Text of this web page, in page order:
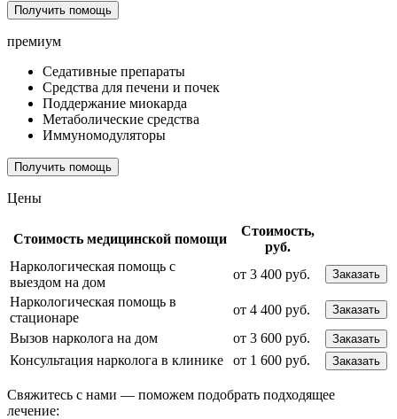
Получить помощь
премиум
Седативные препараты
Средства для печени и почек
Поддержание миокарда
Метаболические средства
Иммуномодуляторы
Получить помощь
Цены
Стоимость медицинской помощи
Стоимость,
руб.
Наркологическая помощь с
выездом на дом
от 3 400 руб. Заказать
Наркологическая помощь в
стационаре
от 4 400 руб. Заказать
Вызов нарколога на дом от 3 600 руб. Заказать
Консультация нарколога в клинике от 1 600 руб. Заказать
Свяжитесь с нами — поможем подобрать подходящее
лечение: